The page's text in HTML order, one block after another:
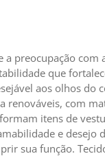
preocupação com
que
aos olhos do
renováveis, com
itens de
e desejo
sua função.